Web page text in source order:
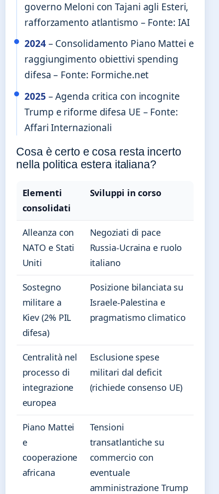
governo Meloni con Tajani agli Esteri,
rafforzamento atlantismo – Fonte: IAI
2024– Consolidamento Piano Mattei e
raggiungimento obiettivi spending
difesa – Fonte: Formiche.net
2025 – Agenda critica con incognite
Trump e riforme difesa UE – Fonte:
Affari Internazionali
Cosa è certo e cosa resta incerto
nella politica estera italiana?
Elementi
consolidati
Sviluppi in corso
Alleanza con
NATO e Stati
Uniti
Negoziati di pace
Russia-Ucraina e ruolo
italiano
Sostegno
militare a
Kiev (2% PIL
difesa)
Posizione bilanciata su
Israele-Palestina e
pragmatismo climatico
Centralità nel
processo di
integrazione
europea
Esclusione spese
militari dal deficit
(richiede consenso UE)
Piano Mattei
e
cooperazione
africana
Tensioni
transatlantiche su
commercio con
eventuale
amministrazione Trump